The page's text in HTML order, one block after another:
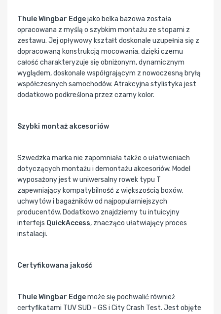
Thule Wingbar Edgejako belka bazowa została
opracowana z myślą o szybkim montażu ze stopami z
zestawu. Jej opływowy kształt doskonale uzupełnia się z
dopracowaną konstrukcją mocowania, dzięki czemu
całość charakteryzuje się obniżonym, dynamicznym
wyglądem, doskonale współgrającym z nowoczesną bryłą
współczesnych samochodów. Atrakcyjna stylistyka jest
dodatkowo podkreślona przez czarny kolor.
Szybki montaż akcesoriów
Szwedzka marka nie zapomniała także o ułatwieniach
dotyczących montażu i demontażu akcesoriów. Model
wyposażony jest w uniwersalny rowek typu T
zapewniający kompatybilność z większością boxów,
uchwytów i bagażników od najpopularniejszych
producentów. Dodatkowo znajdziemy tu intuicyjny
interfejs QuickAccess, znacząco ułatwiający proces
instalacji.
Certyfikowana jakość
Thule Wingbar Edgemoże się pochwalić również
certyfikatami TUV SUD - GS i City Crash Test. Jest objęte